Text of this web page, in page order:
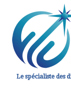
Le spécialiste des